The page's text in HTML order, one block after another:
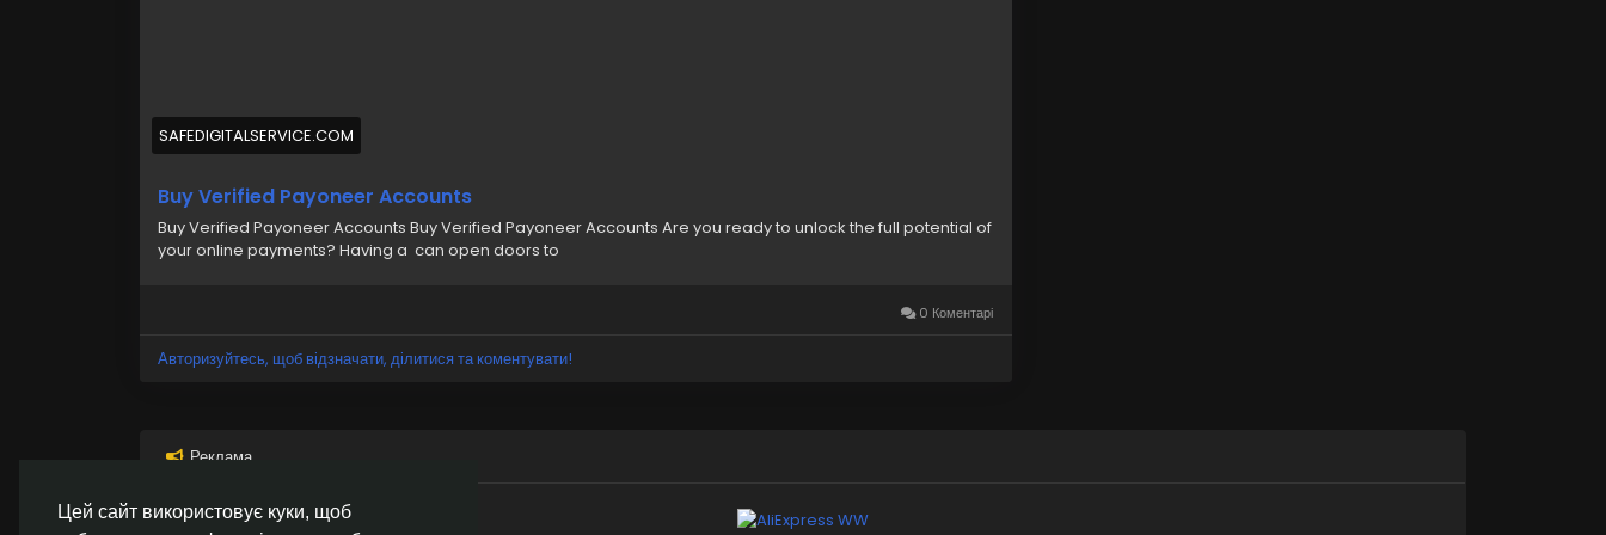
Цей сайт використовує куки, щоб
SAFEDIGITALSERVICE.COM
Buy Verified Payoneer Accounts
Buy Verified Payoneer Accounts Buy Verified Payoneer Accounts Are you ready to unlock the full potential of
your online payments? Having a can open doors to
0 Коментарі
Авторизуйтесь, щоб відзначати, ділитися та коментувати!
Реклама